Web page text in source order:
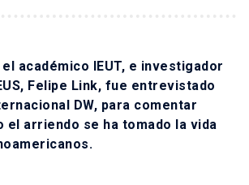
académico IEUT, e investigador
Felipe Link, fue entrevistado
DW, para comentar
el arriendo se ha tomado la vida